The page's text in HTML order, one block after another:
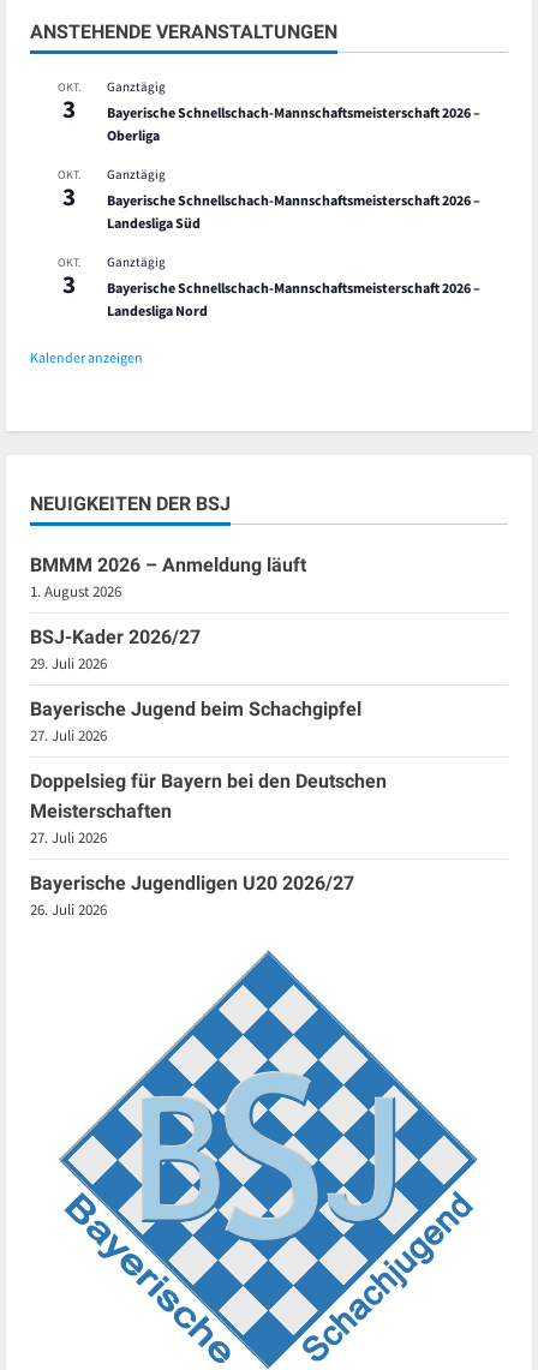
ANSTEHENDE VERANSTALTUNGEN
OKT.
3
Ganztägig
Bayerische Schnellschach-Mannschaftsmeisterschaft 2026 –
Oberliga
OKT.
3
Ganztägig
Bayerische Schnellschach-Mannschaftsmeisterschaft 2026 –
Landesliga Süd
OKT.
3
Ganztägig
Bayerische Schnellschach-Mannschaftsmeisterschaft 2026 –
Landesliga Nord
Kalender anzeigen
NEUIGKEITEN DER BSJ
BMMM 2026 – Anmeldung läuft
1. August 2026
BSJ-Kader 2026/27
29. Juli 2026
Bayerische Jugend beim Schachgipfel
27. Juli 2026
Doppelsieg für Bayern bei den Deutschen
Meisterschaften
27. Juli 2026
Bayerische Jugendligen U20 2026/27
26. Juli 2026